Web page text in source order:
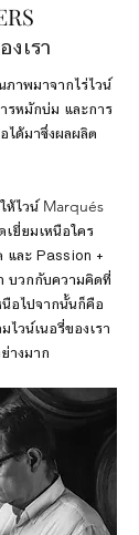
เรา
าพมาจากไร่ไวน์
รหมักบ่ม และการ
ได้มาซึ่งผลผลิต
ห้ไวน์ Marqués
ยี่ยมเหนือใคร
และ Passion +
บวกกับความคิดที่
อไปจากนั้นก็คือ
ไวน์เนอรี่ของเรา
างมาก